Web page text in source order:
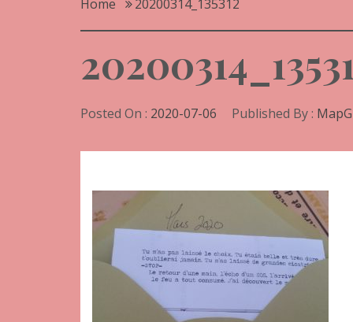
Home 20200314_135312
Posted On : 2020-07-06 Published By :